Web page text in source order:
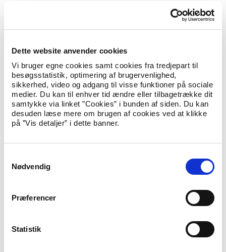
Dette website anvender cookies
Vi bruger egne cookies samt cookies fra tredjepart til
besøgsstatistik, optimering af brugervenlighed,
sikkerhed, video og adgang til visse funktioner på sociale
medier. Du kan til enhver tid ændre eller tilbagetrække dit
samtykke via linket ”Cookies” i bunden af siden. Du kan
desuden læse mere om brugen af cookies ved at klikke
på ”Vis detaljer” i dette banner.
Nødvendig
Præferencer
Statistik
Udlændingestyrelsen skal hvert år senest den 1. maj udmelde
et landstal, som er styrelsens skøn over det antal flygtninge,
der skal boligplaceres i kommunerne det kommende år.
Udlændingestyrelsen skal samtidig fastsætte det antal
regioner i det kommende kalenderår. Regionskvoterne
udsendes samtidig med landstallet.
I hver region har kommunerne herefter mulighed for at indgå
aftaler om, hvordan de pågældende flygtninge skal fordeles
blandt kommunerne. Aftalerne skal meddeles
Udlændingestyrelsen inden den 10. september, hvorefter
kommende år.
Hvis du abonnerer på ministeriets nyheder, får du dem